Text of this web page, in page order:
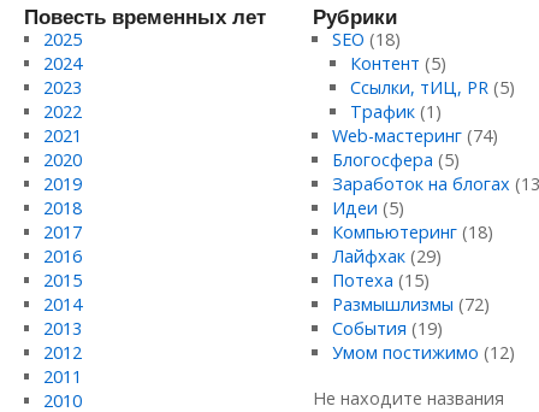
Повесть временных лет
2025
2024
2023
2022
2021
2020
2019
2018
2017
2016
2015
2014
2013
2012
2011
2010
Рубрики
SEO (18)
Контент (5)
Ссылки, тИЦ, PR (5)
Трафик (1)
Web-мастеринг(74)
Блогосфера (5)
Заработок на блогах
Идеи (5)
Компьютеринг(18)
Лайфхак(29)
Потеха (15)
Размышлизмы (72)
События (19)
Умом постижимо (12)
Не находите названия